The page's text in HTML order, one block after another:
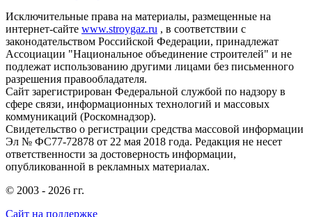
Исключительные права на материалы, размещенные на
интернет-сайте www.stroygaz.ru , в соответствии с
законодательством Российской Федерации, принадлежат
Ассоциации "Национальное объединение строителей" и не
подлежат использованию другими лицами без письменного
разрешения правообладателя.
Сайт зарегистрирован Федеральной службой по надзору в
сфере связи, информационных технологий и массовых
коммуникаций (Роскомнадзор).
Свидетельство о регистрации средства массовой информации
Эл № ФС77-72878 от 22 мая 2018 года. Редакция не несет
ответственности за достоверность информации,
опубликованной в рекламных материалах.
© 2003 - 2026 гг.
Сайт на поддержке